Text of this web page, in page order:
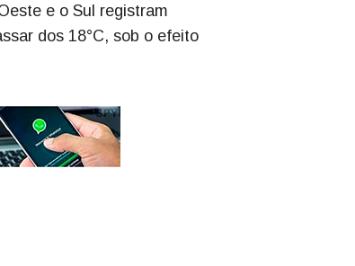
e o Sul registram
dos 18°C, sob o efeito